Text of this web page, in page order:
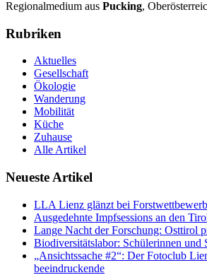
Regionalmedium aus Pucking,
Rubriken
Aktuelles
Gesellschaft
Ökologie
Wanderung
Mobilität
Küche
Zuhause
Alle Artikel
Neueste Artikel
LLA Lienz glänzt bei
Ausgedehnte Impfsessions an den
Lange Nacht der Forschung: Osttirol
Biodiversitätslabor: Schülerinnen und
„Ansichtssache #2“: Der Fotoclub
beeindruckende